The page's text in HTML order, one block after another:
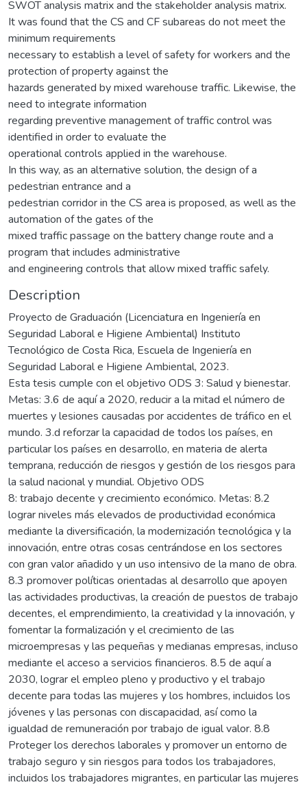
SWOT analysis matrix and the stakeholder analysis matrix.
It was found that the CS and CF subareas do not meet the
minimum requirements
necessary to establish a level of safety for workers and the
protection of property against the
hazards generated by mixed warehouse traffic. Likewise, the
need to integrate information
regarding preventive management of traffic control was
identified in order to evaluate the
operational controls applied in the warehouse.
In this way, as an alternative solution, the design of a
pedestrian entrance and a
pedestrian corridor in the CS area is proposed, as well as the
automation of the gates of the
mixed traffic passage on the battery change route and a
program that includes administrative
and engineering controls that allow mixed traffic safely.
Description
Proyecto de Graduación (Licenciatura en Ingeniería en
Seguridad Laboral e Higiene Ambiental) Instituto
Tecnológico de Costa Rica, Escuela de Ingeniería en
Seguridad Laboral e Higiene Ambiental, 2023.
Esta tesis cumple con el objetivo ODS 3: Salud y bienestar.
Metas: 3.6 de aquí a 2020, reducir a la mitad el número de
muertes y lesiones causadas por accidentes de tráfico en el
mundo. 3.d reforzar la capacidad de todos los países, en
particular los países en desarrollo, en materia de alerta
temprana, reducción de riesgos y gestión de los riesgos para
la salud nacional y mundial. Objetivo ODS
8: trabajo decente y crecimiento económico. Metas: 8.2
lograr niveles más elevados de productividad económica
mediante la diversificación, la modernización tecnológica y la
innovación, entre otras cosas centrándose en los sectores
con gran valor añadido y un uso intensivo de la mano de obra.
8.3 promover políticas orientadas al desarrollo que apoyen
las actividades productivas, la creación de puestos de trabajo
decentes, el emprendimiento, la creatividad y la innovación, y
fomentar la formalización y el crecimiento de las
microempresas y las pequeñas y medianas empresas, incluso
mediante el acceso a servicios financieros. 8.5 de aquí a
2030, lograr el empleo pleno y productivo y el trabajo
decente para todas las mujeres y los hombres, incluidos los
jóvenes y las personas con discapacidad, así como la
igualdad de remuneración por trabajo de igual valor. 8.8
Proteger los derechos laborales y promover un entorno de
trabajo seguro y sin riesgos para todos los trabajadores,
incluidos los trabajadores migrantes, en particular las mujeres